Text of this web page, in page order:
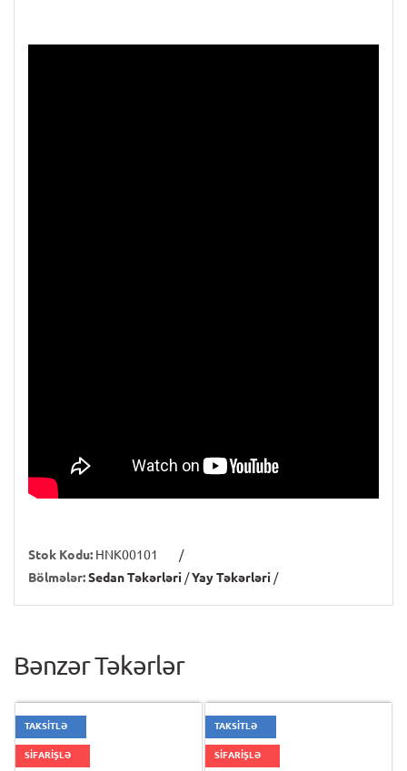
Stok Kodu: HNK00101
/
Bölmələr:Sedan Təkərləri /Yay Təkərləri /
Bənzər Təkərlər
TAKSİTLƏ
SİFARİŞLƏ
TAKSİTLƏ
SİFARİŞLƏ